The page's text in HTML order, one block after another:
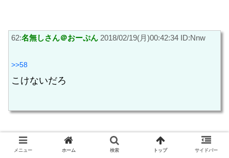
62:名無しさん＠おーぷん 2018/02/19(月)00:42:34 ID:Nnw
>>58
こけないだろ
66:名無しさん＠おーぷん 2018/02/19(月)00:43:11 ID:t2l
メニュー ホーム 検索 トップ サイドバー